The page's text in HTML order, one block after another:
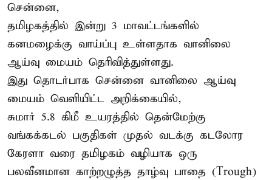
சென்னை,
தமிழகத்தில் இன்று 3 மாவட்டங்களில்
கனமழைக்கு வாய்ப்பு உள்ளதாக வானிலை
ஆய்வு மையம் தெரிவித்துள்ளது.
இது தொடர்பாக சென்னை வானிலை ஆய்வு
மையம் வெளியிட்ட அறிக்கையில்,
சுமார் 5.8 கிமீ உயரத்தில் தென்மேற்கு
வங்கக்கடல் பகுதிகள் முதல் வடக்கு கடலோர
கேரளா வரை தமிழகம் வழியாக ஒரு
பலவீனமான காற்றழுத்த தாழ்வு பாதை (Trough)